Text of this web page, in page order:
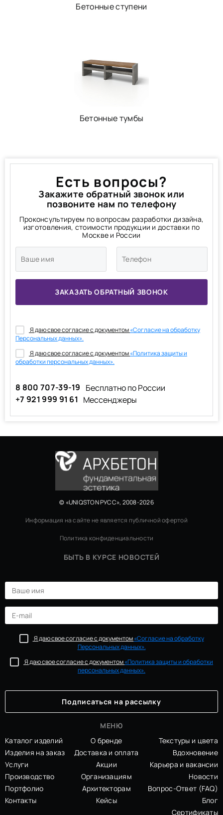
Бетонные ступени
Бетонные тумбы
Есть вопросы?
Закажите обратный звонок или
позвоните нам по телефону
Проконсультируем по вопросам разработки дизайна,
изготовления, стоимости продукции и доставки по
Москве и России
Я даю свое согласие с документом«Согласие на обработку
Персональных данных».
Я даю свое согласие с документом«Политика защиты и
обработки персональных данных».
8 800 707-39-19 Бесплатно по России
+7 921 999 91 61 Мессенджеры
© «UNIQSTON РУСС», 2008-2026
Информация на сайте не является публичной офертой
Политика конфиденциальности
МЕНЮ
Каталог изделий
Изделия на заказ
Услуги
Производство
Портфолио
Контакты
О бренде
Доставка и оплата
Акции
Организациям
Архитекторам
Кейсы
Текстуры и цвета
Вдохновение
Карьера и вакансии
Новости
Вопрос-Ответ (FAQ)
Блог
Сертификаты
БЫТЬ В КУРСЕ НОВОСТЕЙ
Я даю свое согласие с документом«Согласие на обработку
Персональных данных».
Я даю свое согласие с документом«Политика защиты и обработки
персональных данных».